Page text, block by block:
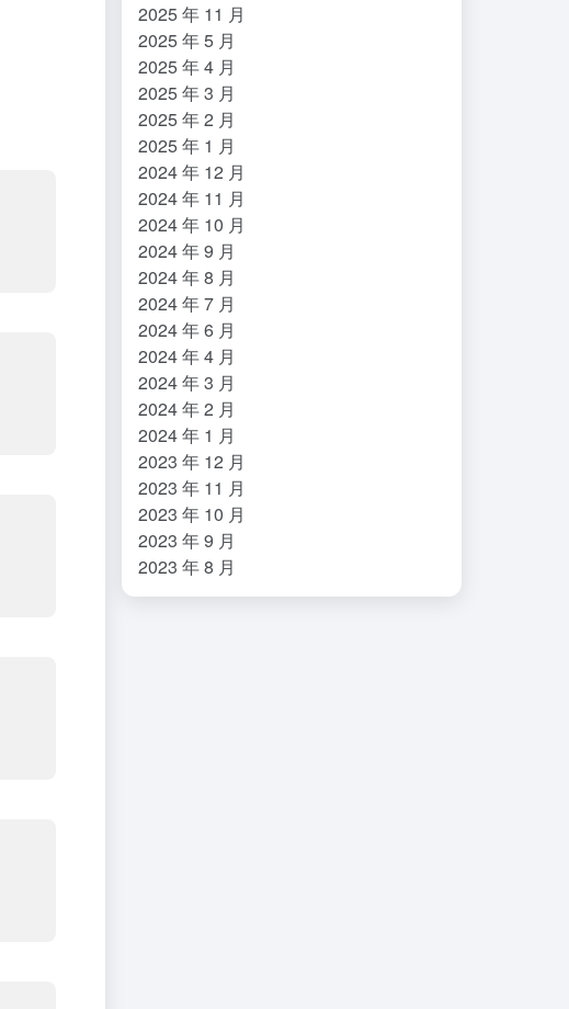
2025 年 11 月
2025 年 5 月
2025 年 4 月
2025 年 3 月
2025 年 2 月
2025 年 1 月
2024 年 12 月
2024 年 11 月
2024 年 10 月
2024 年 9 月
2024 年 8 月
2024 年 7 月
2024 年 6 月
2024 年 4 月
2024 年 3 月
2024 年 2 月
2024 年 1 月
2023 年 12 月
2023 年 11 月
2023 年 10 月
2023 年 9 月
2023 年 8 月